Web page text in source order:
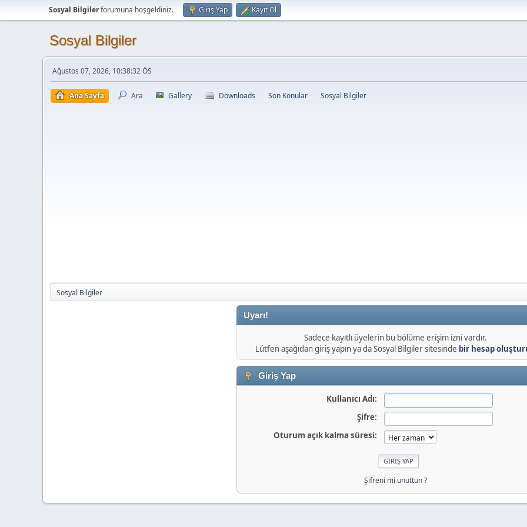
Sosyal Bilgilerforumuna hoşgeldiniz. Giriş Yap Kayıt Ol
Sosyal Bilgiler
Ağustos 07, 2026, 10:38:32 ÖS
Ana Sayfa Ara Gallery Downloads Son Konular Sosyal Bilgiler
Sosyal Bilgiler
Uyarı!
Sadece kayıtlı üyelerin bu bölüme erişim izni vardır.
Lütfen aşağıdan giriş yapın ya da Sosyal Bilgiler sitesinde bir hesap
Giriş Yap
Kullanıcı Adı:
Şifre:
Oturum açık kalma süresi:
Şifreni mi unuttun ?